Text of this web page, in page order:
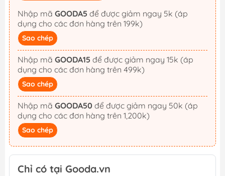
Nhập mã GOODA5
dụng cho các đơn hàng trên 199k)
Sao chép
Nhập mã GOODA15
dụng cho các đơn hàng trên 499k)
Sao chép
Nhập mã GOODA50
dụng cho các đơn hàng trên 1,200k)
Sao chép
Chỉ có tại Gooda.vn